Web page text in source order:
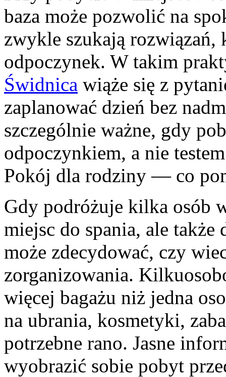
baza może pozwolić na
zwykle szukają
odpoczynek. W takim
Świdnica wiąże się z
zaplanować dzień bez
szczególnie ważne, gdy
odpoczynkiem, a nie
Pokój dla rodziny — co
Gdy podróżuje kilka osób
miejsc do spania, ale także
może zdecydować, czy
zorganizowania.
więcej bagażu niż jedna
na ubrania, kosmetyki,
potrzebne rano. Jasne
wyobrazić sobie pobyt